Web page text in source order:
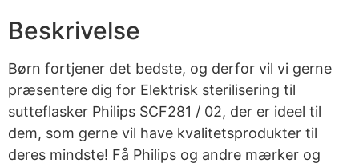
Beskrivelse
Børn fortjener det bedste, og derfor vil vi gerne
præsentere dig for Elektrisk sterilisering til
sutteflasker Philips SCF281 / 02, der er ideel til
dem, som gerne vil have kvalitetsprodukter til
deres mindste! Få Philips og andre mærker og